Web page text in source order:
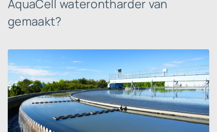
AquaCell waterontharder van
gemaakt?